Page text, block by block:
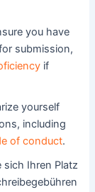
you have
submission,
if
yourself
including
of conduct.
sich Ihren Platz